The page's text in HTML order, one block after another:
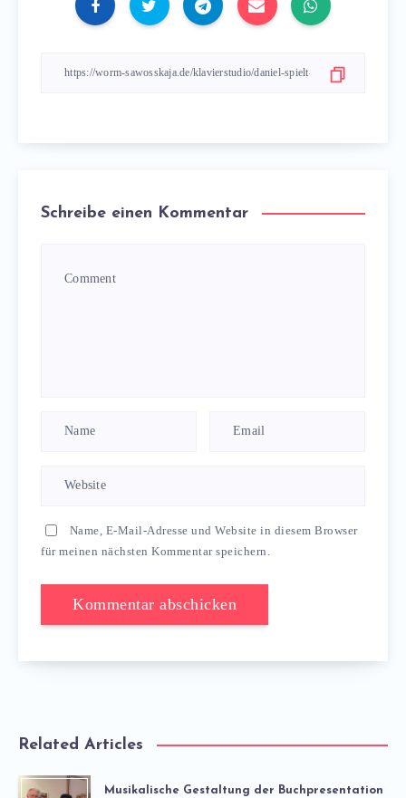
Schreibe einen Kommentar
Name, E-Mail-Adresse und Website in diesem Browser
für meinen nächsten Kommentar speichern.
Related Articles
Musikalische Gestaltung der Buchpresentation